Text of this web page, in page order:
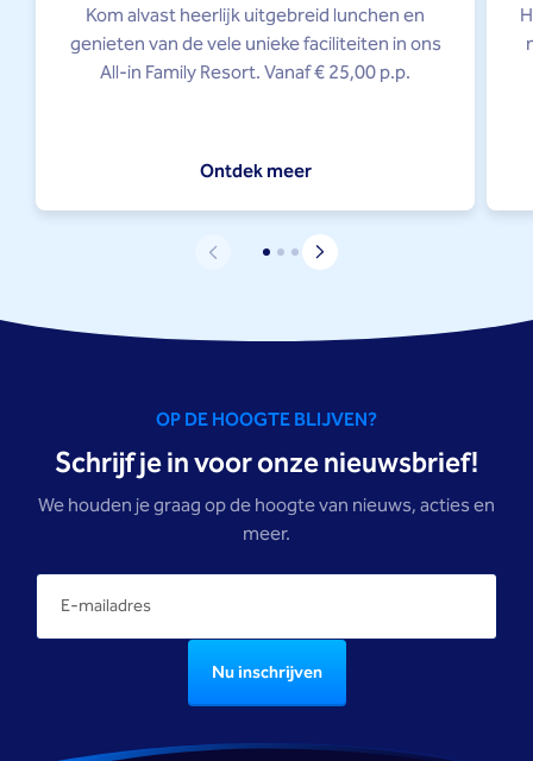
Kom alvast heerlijk uitgebreid lunchen en
genieten van de vele unieke faciliteiten in ons
All-in Family Resort. Vanaf € 25,00 p.p.
Ontdek meer
OP DE HOOGTE BLIJVEN?
Schrijf je in voor onze nieuwsbrief!
We houden je graag op de hoogte van nieuws, acties en
meer.
Nu inschrijven